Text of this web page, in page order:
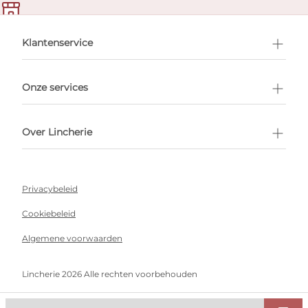
afspraak
Klantenservice
Onze services
Over Lincherie
Privacybeleid
Cookiebeleid
Algemene voorwaarden
Lincherie 2026 Alle rechten voorbehouden